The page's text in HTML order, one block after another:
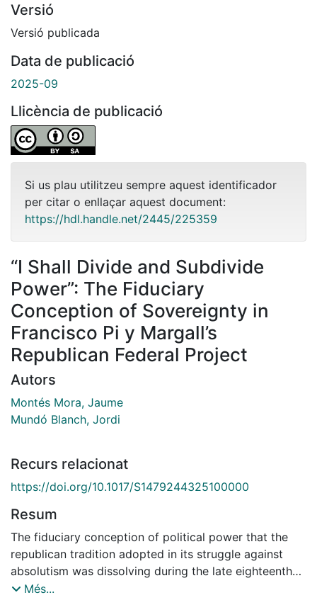
Versió
Versió publicada
Data de publicació
2025-09
Llicència de publicació
Si us plau utilitzeu sempre aquest identificador
per citar o enllaçar aquest document:
https://hdl.handle.net/2445/225359
“I Shall Divide and Subdivide
Power”: The Fiduciary
Conception of Sovereignty in
Francisco Pi y Margall’s
Republican Federal Project
Autors
Montés Mora, Jaume
Mundó Blanch, Jordi
Recurs relacionat
https://doi.org/10.1017/S1479244325100000
Resum
The fiduciary conception of political power that the
republican tradition adopted in its struggle against
absolutism was dissolving during the late eighteenth
century and the nineteenth. However, in the mid-
Més...